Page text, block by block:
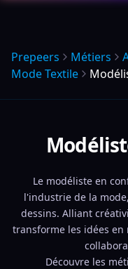
Prepeers Métiers
Mode Textile
Le modéliste en
l'industrie de la
dessins. Alliant
transforme les idées
Découvre les